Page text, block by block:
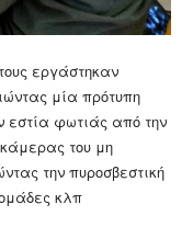
εργάστηκαν
μία πρότυπη
εστία φωτιάς από την
του μη
την πυροσβεστική
κλπ